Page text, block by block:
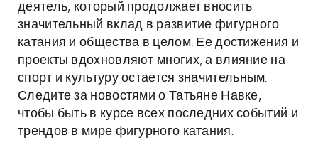
деятель, который продолжает вносить
значительный вклад в развитие фигурного
катания и общества в целом. Ее достижения и
проекты вдохновляют многих, а влияние на
спорт и культуру остается значительным.
Следите за новостями о Татьяне Навке,
чтобы быть в курсе всех последних событий и
трендов в мире фигурного катания.